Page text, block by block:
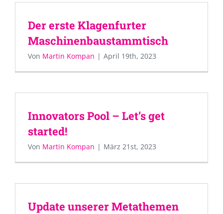
Der erste Klagenfurter
Maschinenbaustammtisch
Von Martin Kompan | April 19th, 2023
Innovators Pool – Let’s get
started!
Von Martin Kompan | März 21st, 2023
Update unserer Metathemen